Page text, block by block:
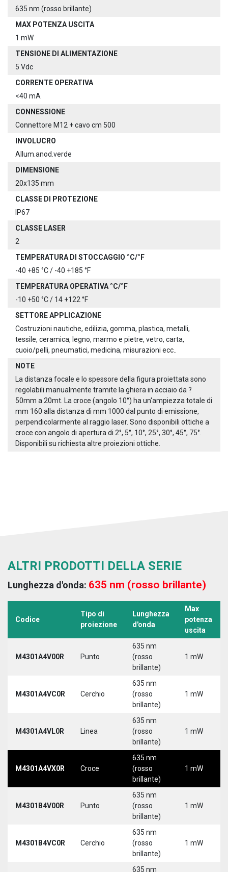
635 nm (rosso brillante)
MAX POTENZA USCITA
1 mW
TENSIONE DI ALIMENTAZIONE
5 Vdc
CORRENTE OPERATIVA
<40 mA
CONNESSIONE
Connettore M12 + cavo cm 500
INVOLUCRO
Allum.anod.verde
DIMENSIONE
20x135 mm
CLASSE DI PROTEZIONE
IP67
CLASSE LASER
2
TEMPERATURA DI STOCCAGGIO °C/°F
-40 +85 °C / -40 +185 °F
TEMPERATURA OPERATIVA °C/°F
-10 +50 °C / 14 +122 °F
SETTORE APPLICAZIONE
Costruzioni nautiche, edilizia, gomma, plastica, metalli,
tessile, ceramica, legno, marmo e pietre, vetro, carta,
cuoio/pelli, pneumatici, medicina, misurazioni ecc..
NOTE
La distanza focale e lo spessore della figura proiettata sono
regolabili manualmente tramite la ghiera in acciaio da ?
50mm a 20mt. La croce (angolo 10°) ha un'ampiezza totale di
mm 160 alla distanza di mm 1000 dal punto di emissione,
perpendicolarmente al raggio laser. Sono disponibili ottiche a
croce con angolo di apertura di 2°, 5°, 10°, 25°, 30°, 45°, 75°.
Disponibili su richiesta altre proiezioni ottiche.
ALTRI PRODOTTI DELLA SERIE
Lunghezza d'onda: 635 nm (rosso brillante)
Codice
Tipo di
proiezione
Lunghezza
d'onda
Max
potenza
uscita
M4301A4V00R Punto
635 nm
(rosso
brillante)
1 mW
M4301A4VC0R Cerchio
635 nm
(rosso
brillante)
1 mW
M4301A4VL0R Linea
635 nm
(rosso
brillante)
1 mW
M4301A4VX0R Croce
635 nm
(rosso
brillante)
1 mW
M4301B4V00R Punto
635 nm
(rosso
brillante)
1 mW
M4301B4VC0R Cerchio
635 nm
(rosso
brillante)
1 mW
635 nm